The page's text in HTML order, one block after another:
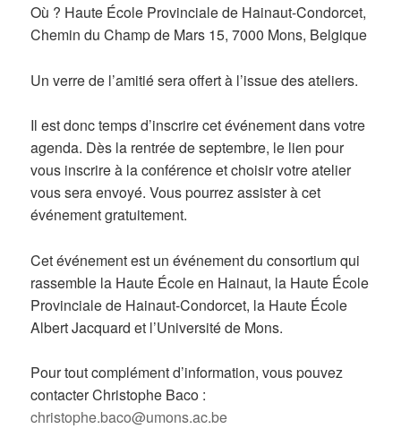
Où ? Haute École Provinciale de Hainaut-Condorcet,
Chemin du Champ de Mars 15, 7000 Mons, Belgique
Un verre de l’amitié sera offert à l’issue des ateliers.
Il est donc temps d’inscrire cet événement dans votre
agenda. Dès la rentrée de septembre, le lien pour
vous inscrire à la conférence et choisir votre atelier
vous sera envoyé. Vous pourrez assister à cet
événement gratuitement.
Cet événement est un événement du consortium qui
rassemble la Haute École en Hainaut, la Haute École
Provinciale de Hainaut-Condorcet, la Haute École
Albert Jacquard et l’Université de Mons.
Pour tout complément d’information, vous pouvez
contacter Christophe Baco :
christophe.baco@umons.ac.be